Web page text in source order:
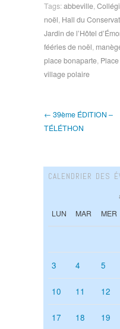
Tags:abbeville,
noël, Hall du
Jardin de l’Hôtel
fééries de noël,
place bonaparte,
village polaire
← 39ème ÉDITION –
TÉLÉTHON
CALENDRIER DES
LUN MAR MER
3 4 5
10 11 12
17 18 19